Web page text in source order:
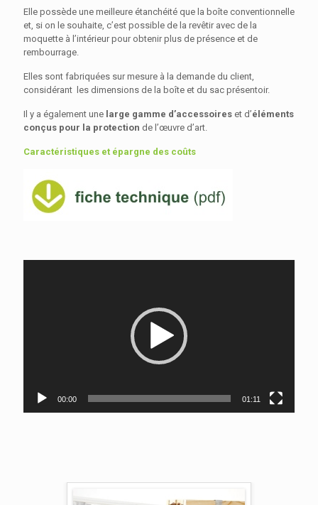
Elle possède une meilleure étanchéité que la boîte conventionnelle
et, si on le souhaite, c’est possible de la revêtir avec de la
moquette à l’intérieur pour obtenir plus de présence et de
rembourrage.
Elles sont fabriquées sur mesure à la demande du client,
considérant les dimensions de la boîte et du sac présentoir.
Il y a également une large gamme d’accessoires et d’éléments
conçus pour la protection de l’œuvre d’art.
Caractéristiques et épargne des coûts
00:00 01:11